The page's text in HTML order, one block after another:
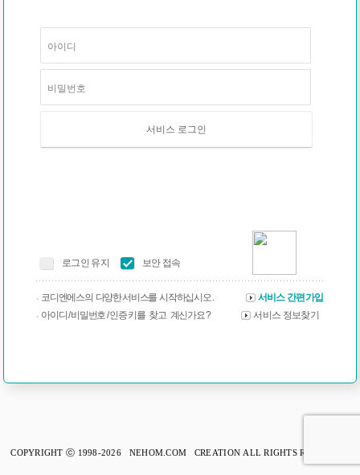
서비스 로그인
로그인 유지 보안 접속
코디엔에스의 다양한 서비스를 시작하십시오 .
서비스 간편가입
아이디 / 비밀번호 / 인증 키를 찾고 계신가요 ?
서비스 정보찾기
COPYRIGHT ⓒ 1998-2026 NEHOM.COM CREATION ALL RIGHTS RESERVED.